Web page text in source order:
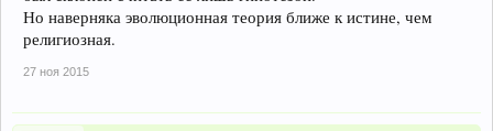
Но наверняка эволюционная теория ближе к истине, чем
религиозная.
27 ноя 2015